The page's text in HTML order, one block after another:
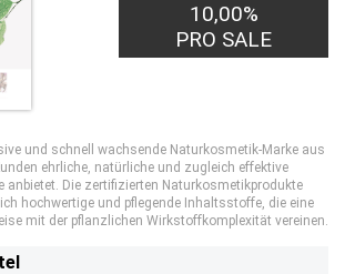
10,00%
PRO SALE
und schnell wachsende Naturkosmetik-Marke aus
ehrliche, natürliche und zugleich effektive
anbietet. Die zertifizierten Naturkosmetikprodukte
hochwertige und pflegende Inhaltsstoffe, die eine
mit der pflanzlichen Wirkstoffkomplexität vereinen.